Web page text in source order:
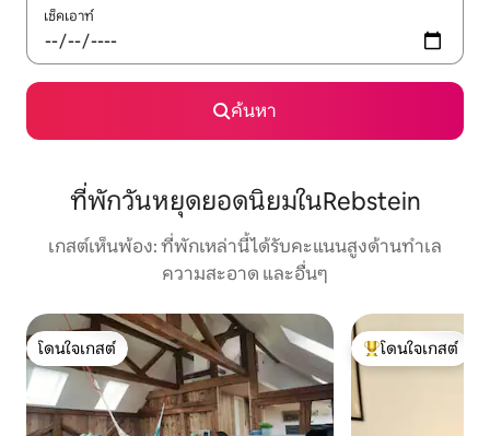
เช็คเอาท์
ค้นหา
ที่พักวันหยุดยอดนิยมในRebstein
เกสต์เห็นพ้อง: ที่พักเหล่านี้ได้รับคะแนนสูงด้านทำเล
ความสะอาด และอื่นๆ
โดนใจเกสต์
โดนใจเกสต์
โดนใจเกสต์ที่สุด
โดนใจเกสต์